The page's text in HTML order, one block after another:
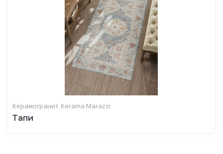
Керамогранит Kerama Marazzi
Тапи